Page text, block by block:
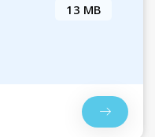
13 MB